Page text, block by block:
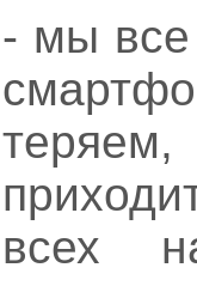
- мы все
всех